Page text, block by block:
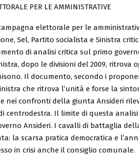
PER LE AMMINISTRATIVE
elettorale per le
Sel, Partito socialista e Sinistra
di analisi critica sul primo
dopo le divisioni del 2009, ritrova
Il documento, secondo i
che ritrova l’unità e forse la
nei confronti della giunta Ansideri
Il limite di questa analisi
Ansideri. I cavalli di battaglia
la scarsa pratica democratica e
in crisi anche il consiglio comunale.